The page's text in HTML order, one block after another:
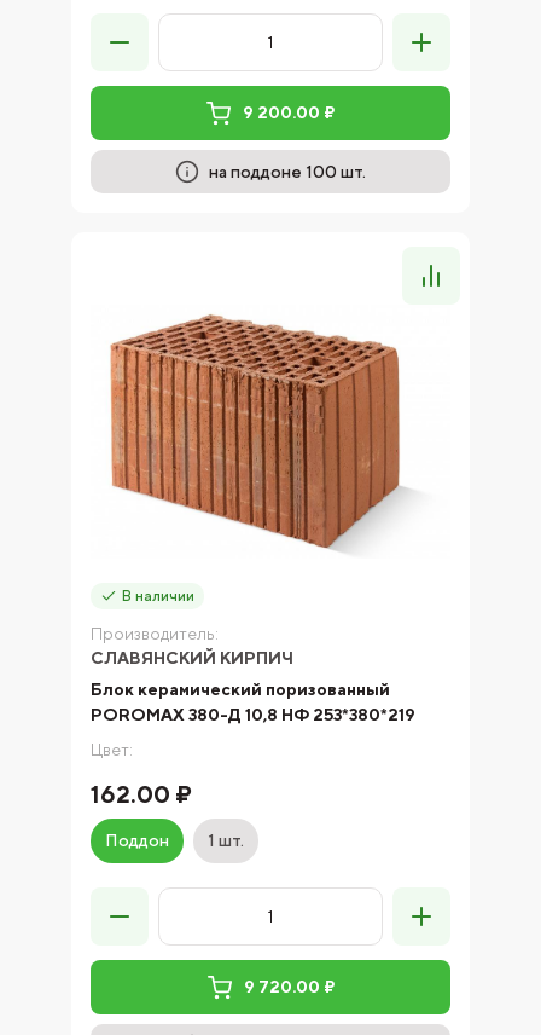
9 200.00 ₽
на поддоне 100 шт.
В наличии
Производитель:
СЛАВЯНСКИЙ КИРПИЧ
Блок керамический поризованный
POROMAX 380-Д 10,8 НФ 253*380*219
Цвет:
162.00 ₽
Поддон 1 шт.
9 720.00 ₽